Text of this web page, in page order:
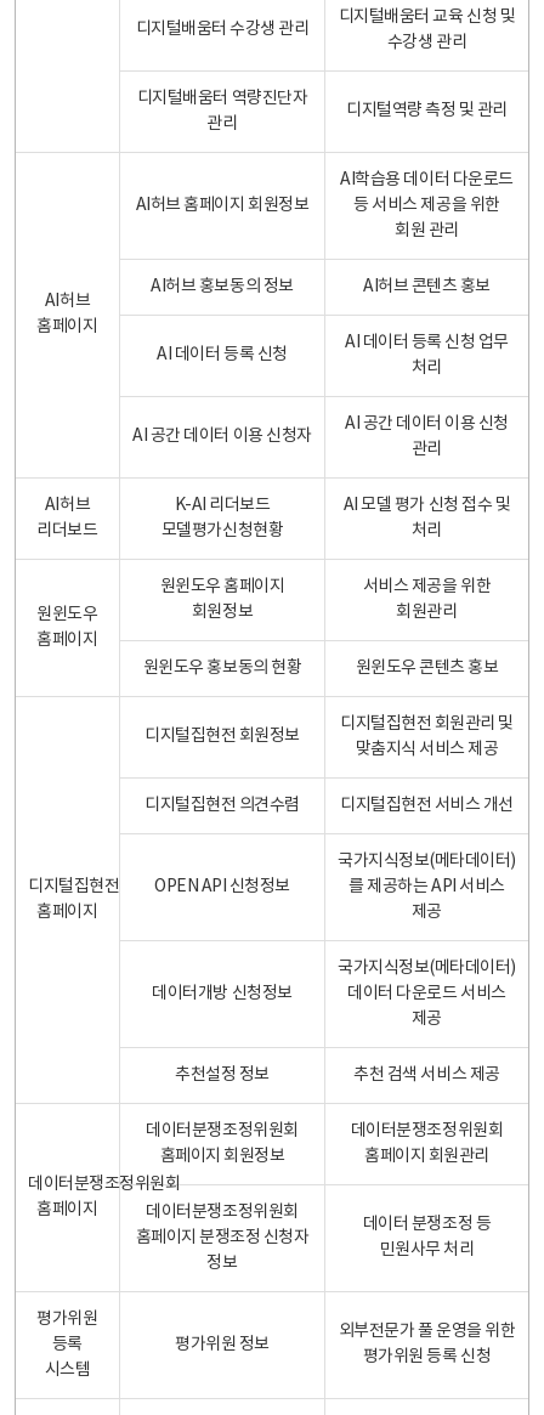
디지털배움터 수강생 관리
디지털배움터 교육 신청 및
수강생 관리
디지털배움터 역량진단자
관리
디지털역량 측정 및 관리
AI허브
홈페이지
AI허브 홈페이지 회원정보
AI학습용 데이터 다운로드
등 서비스 제공을 위한
회원 관리
AI허브 홍보동의 정보 AI허브 콘텐츠 홍보
AI 데이터 등록 신청
AI 데이터 등록 신청 업무
처리
AI 공간 데이터 이용 신청자
AI 공간 데이터 이용 신청
관리
AI허브
리더보드
K-AI 리더보드
모델평가신청현황
AI 모델 평가 신청 접수 및
처리
원윈도우
홈페이지
원윈도우 홈페이지
회원정보
서비스 제공을 위한
회원관리
원윈도우 홍보동의 현황 원윈도우 콘텐츠 홍보
디지털집현전
홈페이지
디지털집현전 회원정보
디지털집현전 회원관리 및
맞춤지식 서비스 제공
디지털집현전 의견수렴 디지털집현전 서비스 개선
OPEN API 신청정보
국가지식정보(메타데이터)
를 제공하는 API 서비스
제공
데이터개방 신청정보
국가지식정보(메타데이터)
데이터 다운로드 서비스
제공
추천설정 정보 추천 검색 서비스 제공
데이터분쟁조정위원회
홈페이지
데이터분쟁조정위원회
홈페이지 회원정보
데이터분쟁조정위원회
홈페이지 회원관리
데이터분쟁조정위원회
홈페이지 분쟁조정 신청자
정보
데이터 분쟁조정 등
민원사무 처리
평가위원
등록
시스템
평가위원 정보
외부전문가 풀 운영을 위한
평가위원 등록 신청